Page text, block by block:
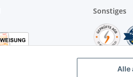
Alle
Sonstiges